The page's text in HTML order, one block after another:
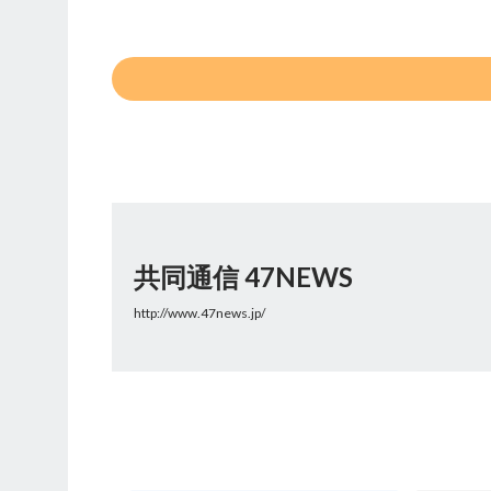
共同通信 47NEWS
http://www.47news.jp/